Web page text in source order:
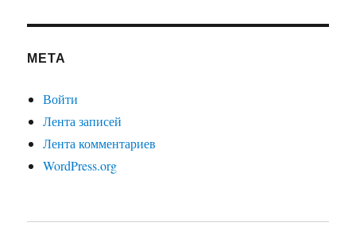
МЕТА
Войти
Лента записей
Лента комментариев
WordPress.org